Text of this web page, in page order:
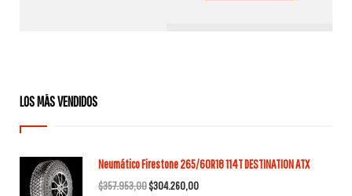
LOS MÁS VENDIDOS
Neumático Firestone 265/60R18 114T DESTINATION ATX
$357.953,00El
$304.260,00El